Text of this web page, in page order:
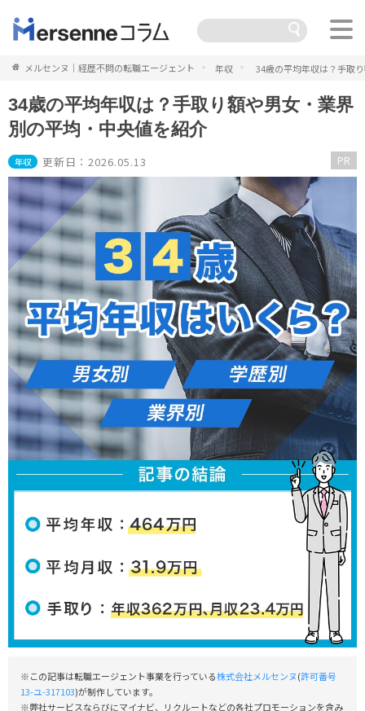
メルセンヌ｜経歴不問の転職エージェント 年収 34歳の平均年収は？手取
34歳の平均年収は？手取り額や男女・業界
別の平均・中央値を紹介
年収 更新日：2026.05.13 PR
※この記事は転職エージェント事業を行っている株式会社メルセンヌ(許可番号
13-ユ-317103)が制作しています。
※弊社サービスならびにマイナビ、リクルートなどの各社プロモーションを含み